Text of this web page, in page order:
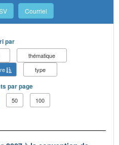
Courriel
par
thématique
type
par page
50 100